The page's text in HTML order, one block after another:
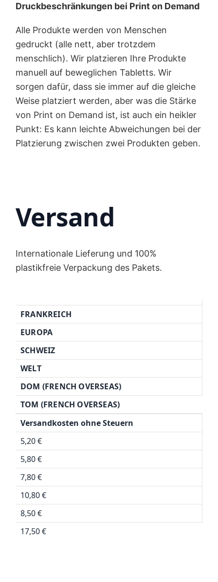
Druckbeschränkungen bei Print on Demand
Alle Produkte werden von Menschen
gedruckt (alle nett, aber trotzdem
menschlich). Wir platzieren Ihre Produkte
manuell auf beweglichen Tabletts. Wir
sorgen dafür, dass sie immer auf die gleiche
Weise platziert werden, aber was die Stärke
von Print on Demand ist, ist auch ein heikler
Punkt: Es kann leichte Abweichungen bei der
Platzierung zwischen zwei Produkten geben.
Versand
Internationale Lieferung und 100%
plastikfreie Verpackung des Pakets.
FRANKREICH
EUROPA
SCHWEIZ
WELT
DOM (FRENCH OVERSEAS)
TOM (FRENCH OVERSEAS)
Versandkosten ohne Steuern
5,20 €
5,80 €
7,80 €
10,80 €
8,50 €
17,50 €